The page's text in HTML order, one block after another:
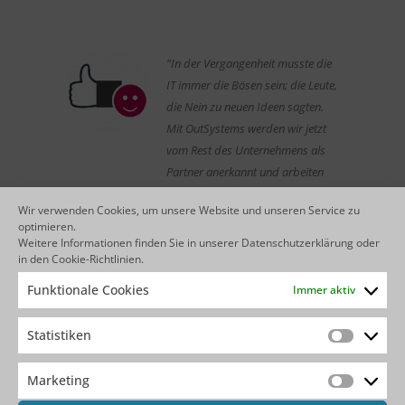
Wir verwenden Cookies, um unsere Website und unseren Service zu
optimieren.
Weitere Informationen finden Sie in unserer Datenschutzerklärungoder
in denCookie-Richtlinien.
Funktionale Cookies Immer aktiv
Statistiken
Marketing
"In der Vergangenheit musste die
IT immer die Bösen sein; die Leute,
die Nein zu neuen Ideen sagten.
Mit OutSystems werden wir jetzt
vom Rest des Unternehmens als
Partner anerkannt und arbeiten
zusammen, um unsere Kunden
schneller bedienen zu können".
Prosegur